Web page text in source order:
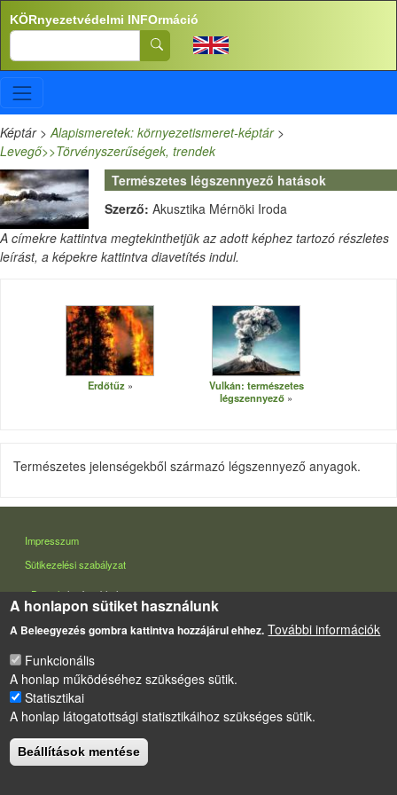
Ugrás a tartalomra
KÖRnyezetvédelmi INFOrmáció
Search
Képtár>Alapismeretek: környezetismeret-képtár>
Levegő>>Törvényszerűségek, trendek
Természetes légszennyező hatások
Szerző: Akusztika Mérnöki Iroda
A címekre kattintva megtekinthetjük az adott képhez tartozó részletes
leírást, a képekre kattintva diavetítés indul.
Erdőtűz
Vulkán: természetes
légszennyező
Természetes jelenségekből származó légszennyező anyagok.
LÁBLÉC
Impresszum
Sütikezelési szabályzat
Drupalalapú webhely
A honlapon sütiket használunk
A Beleegyezés gombra kattintva hozzájárul ehhez. További információk
Funkcionális
A honlap működéséhez szükséges sütik.
Statisztikai
A honlap látogatottsági statisztikáihoz szükséges sütik.
Beállítások mentése